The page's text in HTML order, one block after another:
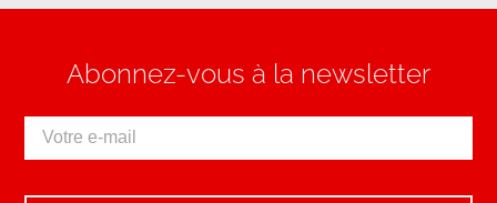
Abonnez-vous à la newsletter